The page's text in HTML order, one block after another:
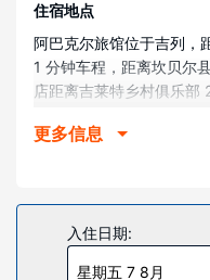
住宿地点
阿巴克尔旅馆位于吉列，
1 分钟车程，距离坎贝尔
店距离吉莱特乡村俱乐部
客房
的舒适。您的加厚层卧床
无线上网，方便您与朋友
您的娱乐需求。浴室提
更多信息
入住日期:
星期五 7 8月